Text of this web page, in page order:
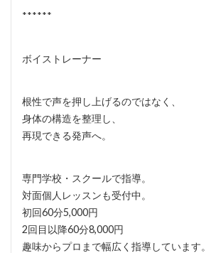
******
ボイストレーナー
根性で声を押し上げるのではなく、
身体の構造を整理し、
再現できる発声へ。
専門学校・スクールで指導。
対面個人レッスンも受付中。
初回60分5,000円
2回目以降60分8,000円
趣味からプロまで幅広く指導しています。